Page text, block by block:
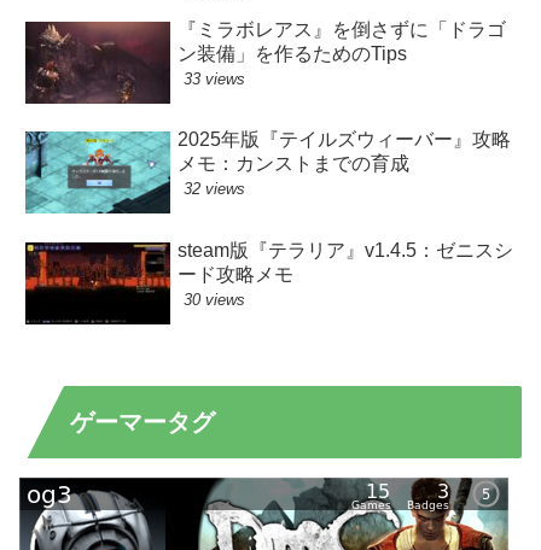
『ミラボレアス』を倒さずに「ドラゴ
ン装備」を作るためのTips
33 views
2025年版『テイルズウィーバー』攻略
メモ：カンストまでの育成
32 views
steam版『テラリア』v1.4.5：ゼニスシ
ード攻略メモ
30 views
ゲーマータグ